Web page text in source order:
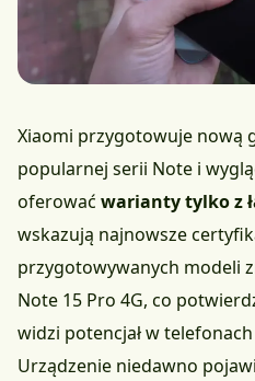
Xiaomi przygotowuje nową
popularnej serii Note i
oferować warianty tylko z
wskazują najnowsze
przygotowywanych modeli
Note 15 Pro 4G, co
widzi potencjał w telefonach
Urządzenie niedawno